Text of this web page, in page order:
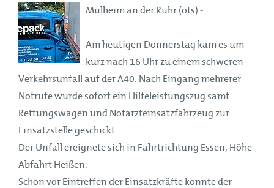
Mülheim an der Ruhr (ots) -
Am heutigen Donnerstag kam es um
kurz nach 16 Uhr zu einem schweren
Verkehrsunfall auf der A40. Nach Eingang mehrerer
Notrufe wurde sofort ein Hilfeleistungszug samt
Rettungswagen und Notarzteinsatzfahrzeug zur
Einsatzstelle geschickt.
Der Unfall ereignete sich in Fahrtrichtung Essen, Höhe
Abfahrt Heißen.
Schon vor Eintreffen der Einsatzkräfte konnte der